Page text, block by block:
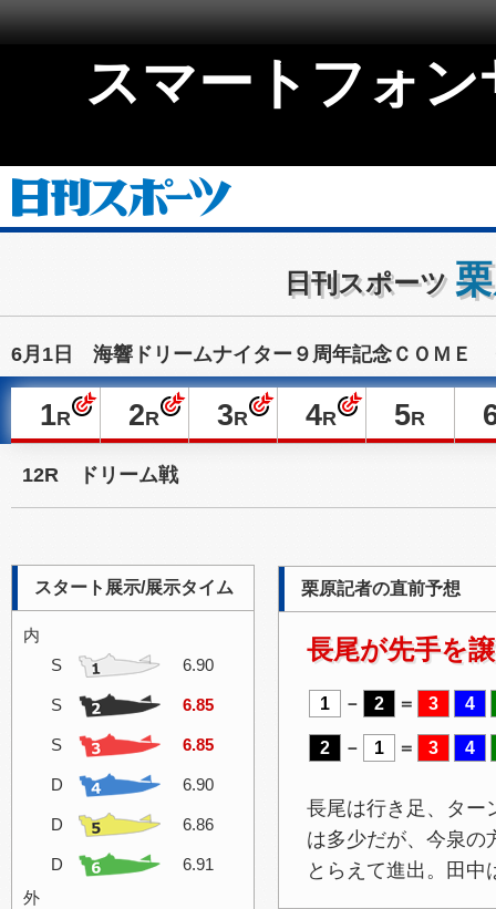
スマートフォ
日刊スポーツ
6月1日 海響ドリームナイター９周年記念ＣＯＭＥ
1R 2R 3R 4R 5R
12R ドリーム戦
スタート展示/展示タイム
内
S
6.90
S 6.85
S 6.85
D 6.90
D 6.86
D
6.91
外
栗原記者の直前予想
長尾が先手を
1 － 2 ＝ 3 4
2 － 1 ＝ 3 4
長尾は行き足、ター
は多少だが、今泉の
とらえて進出。田